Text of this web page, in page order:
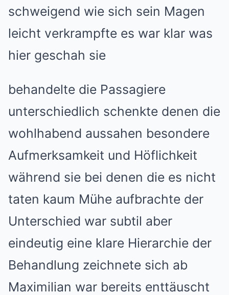
schweigend wie sich sein Magen
leicht verkrampfte es war klar was
hier geschah sie
behandelte die Passagiere
unterschiedlich schenkte denen die
wohlhabend aussahen besondere
Aufmerksamkeit und Höflichkeit
während sie bei denen die es nicht
taten kaum Mühe aufbrachte der
Unterschied war subtil aber
eindeutig eine klare Hierarchie der
Behandlung zeichnete sich ab
Maximilian war bereits enttäuscht